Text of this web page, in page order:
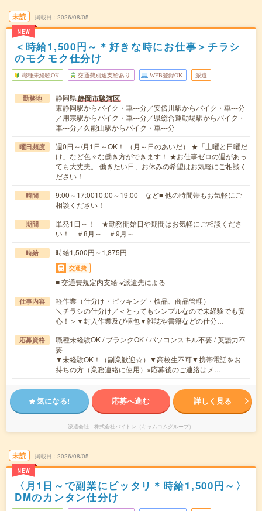
未読
NEW
掲載日 2026/08/05
＜時給1,500円～＊好きな時にお仕事＞チラシ
のモクモク仕分け
職種未経験OK 交通費別途支給あり WEB登録OK 派遣
勤務地 静岡県静岡市駿河区
東静岡駅からバイク・車---分／安倍川駅からバイク・車---分
／用宗駅からバイク・車---分／県総合運動場駅からバイク・
車---分／久能山駅からバイク・車---分
曜日頻度
週0日～/月1日～OK！ （月～日のあいだ） ★「土曜と日曜だ
け」など色々な働き方ができます！ ★お仕事ゼロの週があっ
ても大丈夫。 働きたい日、お休みの希望はお気軽にご相談く
ださい！
時間
9:00～17:0010:00～19:00 など■ 他の時間帯もお気軽にご
相談ください！
期間
単発1日～！ ★勤務開始日や期間はお気軽にご相談くださ
い！ ＃8月～ ＃9月～
時給 時給1,500円～1,875円
交通費
■ 交通費規定内支給 ※派遣先による
仕事内容
軽作業（仕分け・ピッキング・検品、商品管理）
＼チラシの仕分け／＜とってもシンプルなので未経験でも安
心！＞▼封入作業及び梱包▼雑誌や書籍などの仕分…
応募資格
職種未経験OK / ブランクOK / パソコンスキル不要 / 英語力不
要
▼未経験OK！（副業歓迎☆）▼高校生不可▼携帯電話をお
持ちの方（業務連絡に使用）※応募後のご連絡はメ…
気になる! 応募へ進む 詳しく見る
派遣会社 株式会社バイトレ（キャムコムグループ）
未読
NEW
掲載日 2026/08/05
〈月1日～で副業にピッタリ＊時給1,500円～〉
DMのカンタン仕分け